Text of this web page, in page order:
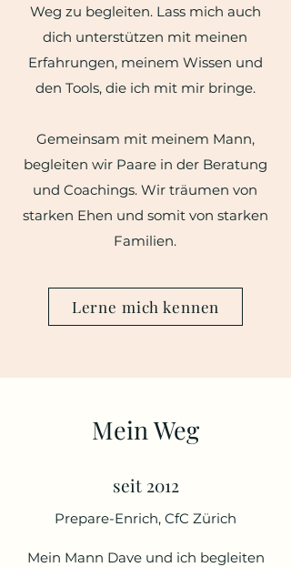
Weg zu begleiten. Lass mich auch
dich unterstützen mit meinen
Erfahrungen, meinem Wissen und
den Tools, die ich mit mir bringe.
Gemeinsam mit meinem Mann,
begleiten wir Paare in der Beratung
und Coachings. Wir träumen von
starken Ehen und somit von starken
Familien.
Lerne mich kennen
Mein Weg
seit 2012
Prepare-Enrich, CfC Zürich
Mein Mann Dave und ich begleiten